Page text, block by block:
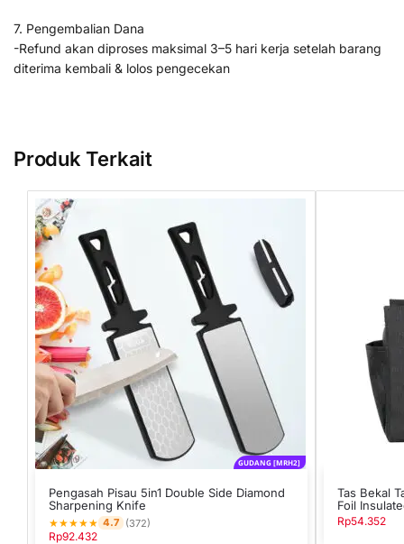
7. Pengembalian Dana
-Refund akan diproses maksimal 3–5 hari kerja setelah barang
diterima kembali & lolos pengecekan
Produk Terkait
GUDANG [MRH2]
Pengasah Pisau 5in1 Double Side Diamond
Sharpening Knife
★★★★★ 4.7 (372)
Rp92.432
Tas Bekal
Foil
Rp54.352